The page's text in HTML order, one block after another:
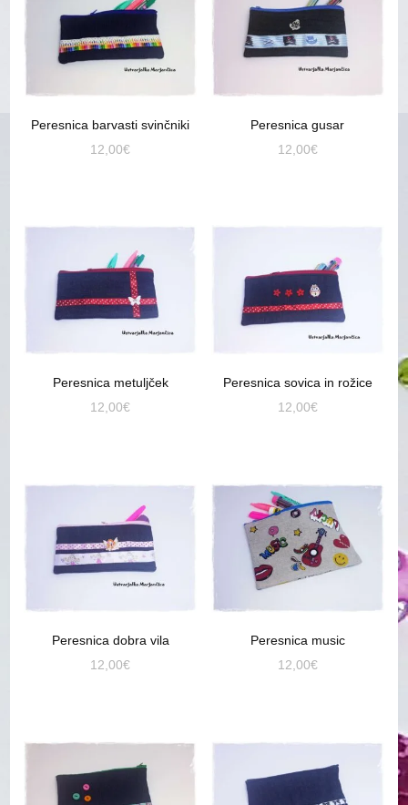
Peresnica barvasti svinčniki
12,00€
Peresnica gusar
12,00€
Peresnica metuljček
12,00€
Peresnica sovica in rožice
12,00€
Peresnica dobra vila
12,00€
Peresnica music
12,00€